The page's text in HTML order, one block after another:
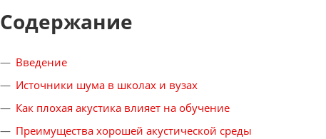
Содержание
Введение
Источники шума в школах и вузах
Как плохая акустика влияет на обучение
Преимущества хорошей акустической среды